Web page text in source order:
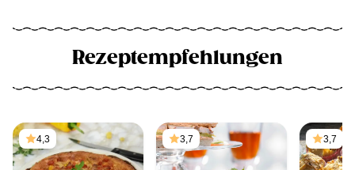
Rezeptempfehlungen
4,3 3,7 3,7